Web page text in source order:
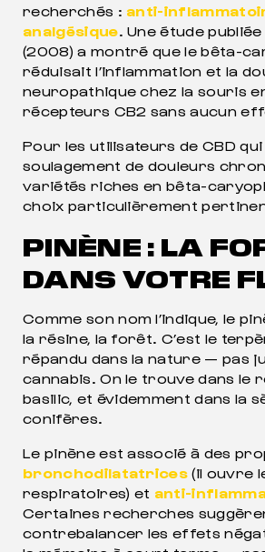
recherchés :anti-
analgésique. Une étude publiée
(2008) a montré que le bêta-
réduisait l’inflammation et la
neuropathique chez la souris
récepteurs CB2 sans aucun
Pour les utilisateurs de CBD
soulagement de douleurs
variétés riches en bêta-
choix particulièrement
PINÈNE : LA
DANS VOTRE
Comme son nom l’indique, le
la résine, la forêt. C’est le
répandu dans la nature — pas
cannabis. On le trouve dans le
basilic, et évidemment dans la
conifères.
Le pinène est associé à des
bronchodilatatrices (il ouvre
respiratoires) et anti-
Certaines recherches
contrebalancer les effets